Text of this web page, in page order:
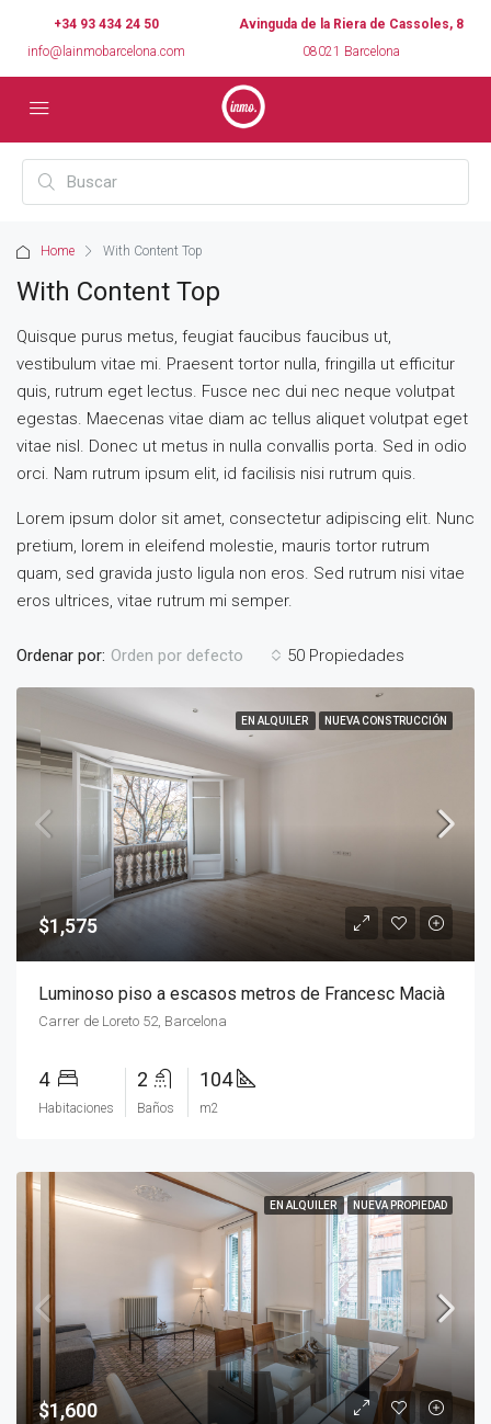
+34 93 434 24 50
info@lainmobarcelona.com
Avinguda de la Riera de Cassoles, 8
08021 Barcelona
Home With Content Top
With Content Top
Quisque purus metus, feugiat faucibus faucibus ut,
vestibulum vitae mi. Praesent tortor nulla, fringilla ut efficitur
quis, rutrum eget lectus. Fusce nec dui nec neque volutpat
egestas. Maecenas vitae diam ac tellus aliquet volutpat eget
vitae nisl. Donec ut metus in nulla convallis porta. Sed in odio
orci. Nam rutrum ipsum elit, id facilisis nisi rutrum quis.
Lorem ipsum dolor sit amet, consectetur adipiscing elit. Nunc
pretium, lorem in eleifend molestie, mauris tortor rutrum
quam, sed gravida justo ligula non eros. Sed rutrum nisi vitae
eros ultrices, vitae rutrum mi semper.
50 Propiedades
Ordenar por: Orden por defecto
EN ALQUILER NUEVA CONSTRUCCIÓN
$1,575
Luminoso piso a escasos metros de Francesc Macià
Carrer de Loreto 52, Barcelona
4
Habitaciones
2
Baños
104
m2
EN ALQUILER NUEVA PROPIEDAD
$1,600